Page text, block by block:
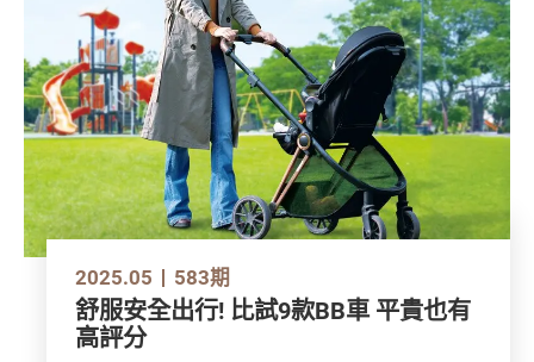
2025.05 583期
舒服安全出行! 比試9款BB車 平貴也有
高評分